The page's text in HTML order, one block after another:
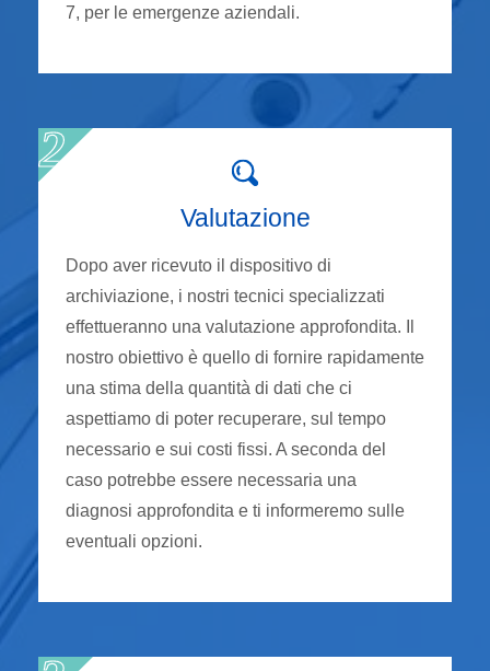
7, per le emergenze aziendali.
Valutazione
Dopo aver ricevuto il dispositivo di
archiviazione, i nostri tecnici specializzati
effettueranno una valutazione approfondita. Il
nostro obiettivo è quello di fornire rapidamente
una stima della quantità di dati che ci
aspettiamo di poter recuperare, sul tempo
necessario e sui costi fissi. A seconda del
caso potrebbe essere necessaria una
diagnosi approfondita e ti informeremo sulle
eventuali opzioni.